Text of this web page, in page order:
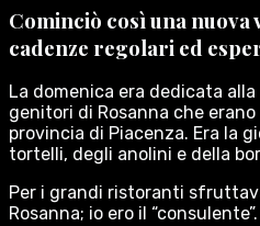
Cominciò così una nuova
cadenze regolari ed
La domenica era dedicata
genitori di Rosanna che erano
provincia di Piacenza. Era la
tortelli, degli anolini e della
Per i grandi ristoranti
Rosanna; io ero il “consulente”.